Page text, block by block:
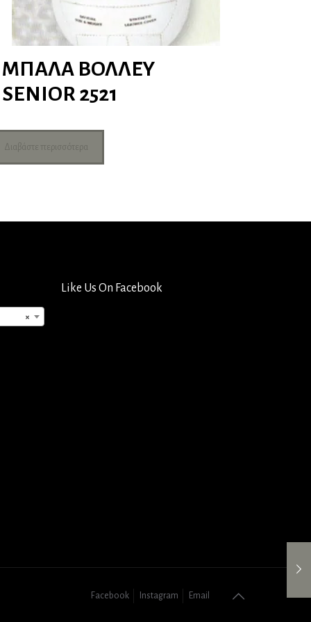
ΜΠΑΛΑ ΒΟΛΛΕΥ
SENIOR 2521
Διαβάστε περισσότερα
×
Like Us On Facebook
Facebook Instagram Email